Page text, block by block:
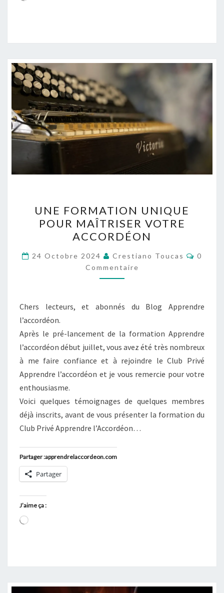
FORMATION
UNIQUE
POUR
MAÎTRISER
VOTRE
ACCORDÉON
UNE FORMATION UNIQUE
POUR MAÎTRISER VOTRE
ACCORDÉON
24 Octobre 2024 Crestiano Toucas
0
Commentaire
Chers lecteurs, et abonnés du Blog Apprendre
l’accordéon.
Après le pré-lancement de la formation Apprendre
l’accordéon début juillet, vous avez été très nombreux
à me faire confiance et à rejoindre le Club Privé
Apprendre l’accordéon et je vous remercie pour votre
enthousiasme.
Voici quelques témoignages de quelques membres
déjà inscrits, avant de vous présenter la formation du
Club Privé Apprendre l’Accordéon…
Partager :apprendrelaccordeon.com
Partager
J’aime ça :
Chargement…